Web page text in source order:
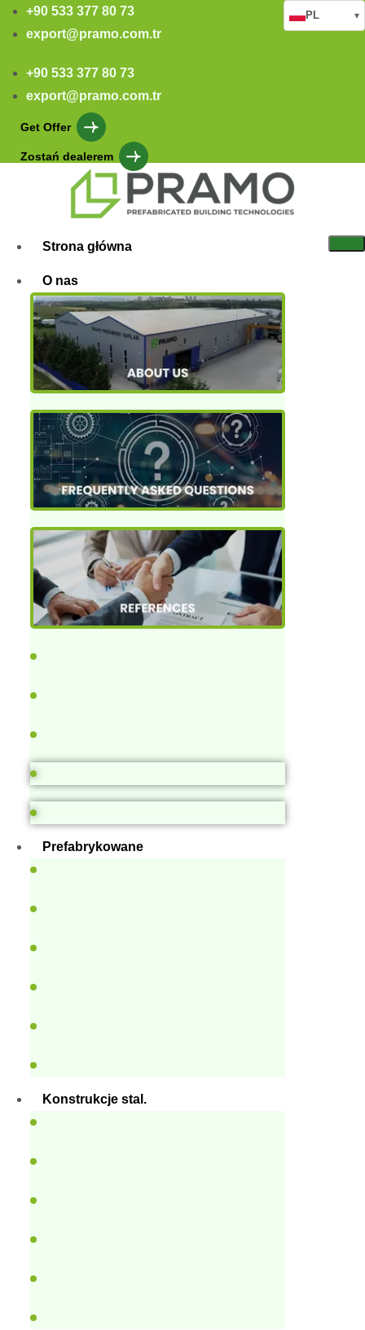
+90 533 377 80 73
export@pramo.com.tr
+90 533 377 80 73
export@pramo.com.tr
Get Offer
Zostań dealerem
PL ▾
Strona główna
O nas
Prefabrykowane
Konstrukcje stal.